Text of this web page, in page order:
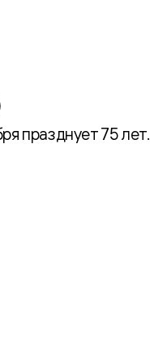
празднует 75 лет.